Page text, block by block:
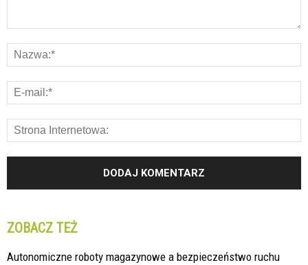
ZOBACZ TEŻ
Autonomiczne roboty magazynowe a bezpieczeństwo ruchu